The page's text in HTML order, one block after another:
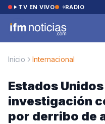
Saltar al contenido
TV EN VIVO RADIO
Inicio Internacional
Estados
investigación
por derribo de